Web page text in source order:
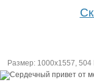
Размер: 1000х1557, 504